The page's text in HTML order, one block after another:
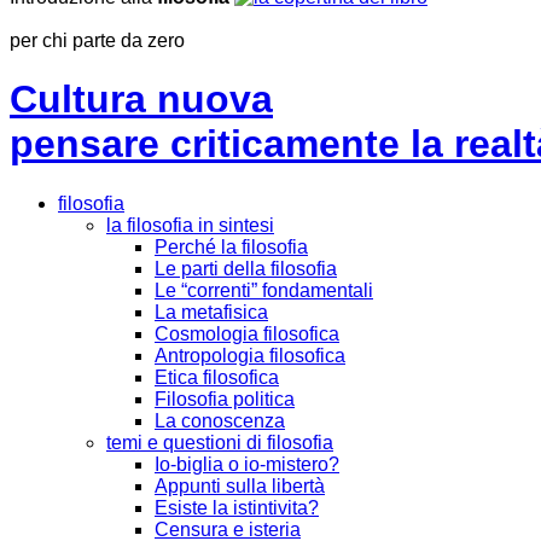
per chi parte da zero
Cultura nuova
pensare criticamente la
filosofia
la filosofia in sintesi
Perché la filosofia
Le parti della filosofia
Le “correnti” fondamentali
La metafisica
Cosmologia filosofica
Antropologia filosofica
Etica filosofica
Filosofia politica
La conoscenza
temi e questioni di filosofia
Io-biglia o io-mistero?
Appunti sulla libertà
Esiste la istintivita?
Censura e isteria